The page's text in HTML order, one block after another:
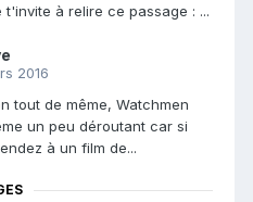
t'invite à relire ce passage : ...
2016
tout de même, Watchmen
un peu déroutant car si
à un film de...